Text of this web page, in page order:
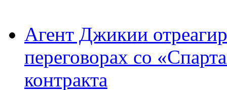
Агент Джикии
переговорах со
контракта